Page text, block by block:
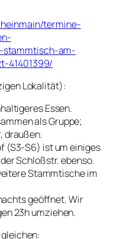
termine-
stammtisch-am-
41401399/
Lokalität):
Essen.
als Gruppe;
draußen.
(S3-S6) ist um einiges
Schloßstr. ebenso.
Stammtische im
geöffnet. Wir
23h umziehen.